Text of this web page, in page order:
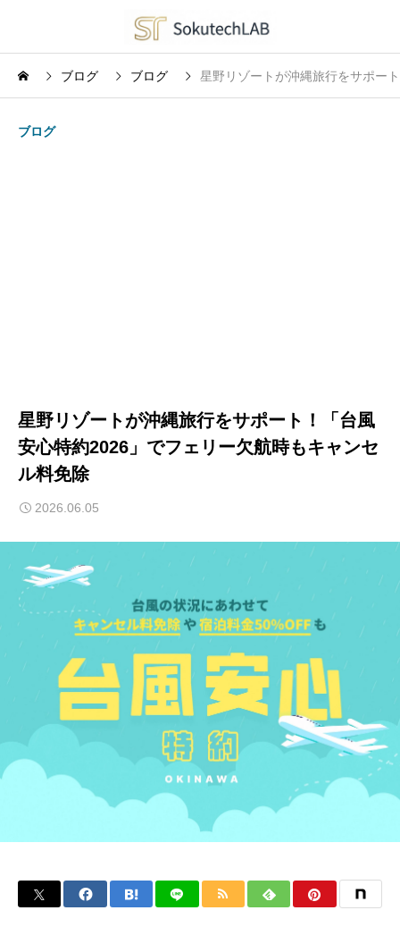
ブログ ブログ 星野リゾートが沖縄旅行をサポー
ブログ
星野リゾートが沖縄旅行をサポート！「台風
安心特約2026」でフェリー欠航時もキャンセ
ル料免除
2026.06.05